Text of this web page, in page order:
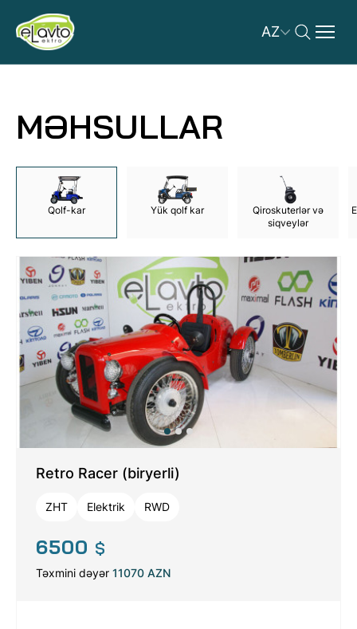
AZ
MƏHSULLAR
Qolf-kar Yük qolf kar
Qiroskuterlər və
siqveylər
Retro Racer (biryerli)
ZHT Elektrik RWD
6500 $
Təxmini dəyər 11070 AZN